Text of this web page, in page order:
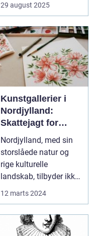
29 august 2025
Kunstgallerier i
Nordjylland:
Skattejagt for
kunstentusiaster
Nordjylland, med sin
storslåede natur og
rige kulturelle
landskab, tilbyder ikke
12 marts 2024